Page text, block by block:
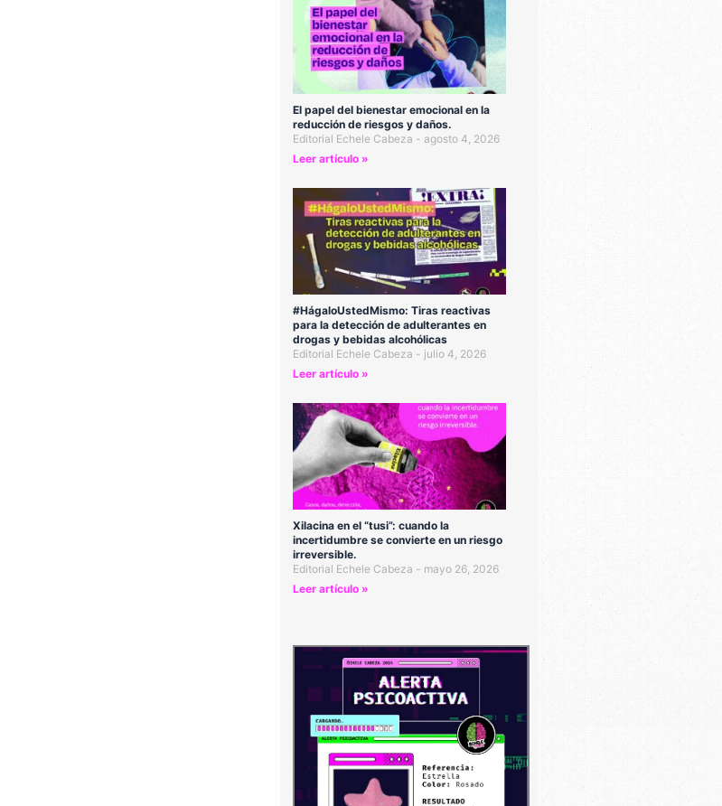
El papel del bienestar emocional en la
reducción de riesgos y daños.
Editorial Echele Cabeza
agosto 4, 2026
Leer artículo »
#HágaloUstedMismo: Tiras reactivas
para la detección de adulterantes en
drogas y bebidas alcohólicas
Editorial Echele Cabeza
julio 4, 2026
Leer artículo »
Xilacina en el “tusi”: cuando la
incertidumbre se convierte en un riesgo
irreversible.
Editorial Echele Cabeza
mayo 26, 2026
Leer artículo »